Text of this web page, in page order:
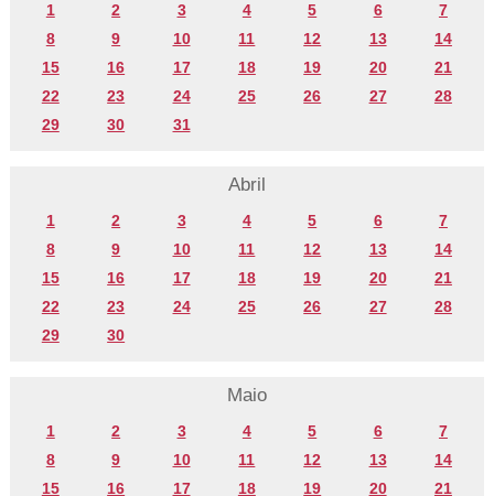
1 2 3 4 5 6
7
8
9 10 11 12 13
14
15
16 17 18 19 20
21
22
23 24 25 26 27
28
29
30 31
Abril
1 2 3 4 5 6
7
8
9 10 11 12 13
14
15
16 17 18 19 20
21
22
23 24 25 26 27
28
29
30
Maio
1 2 3 4 5 6
7
8
9 10 11 12 13
14
15
16 17 18 19 20
21